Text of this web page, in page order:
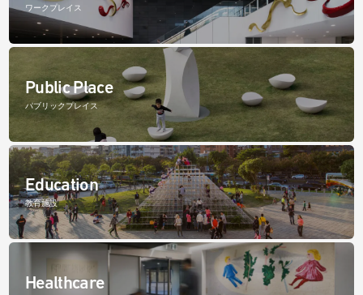
ワークプレイス
Public Place
パブリックプレイス
Education
教育施設
Healthcare